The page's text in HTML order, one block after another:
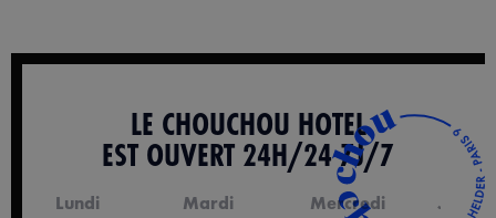
LE CHOUCHOU HOTEL
EST OUVERT 24H/24 7J/7
Lundi
Mardi
Mercredi
Jeudi